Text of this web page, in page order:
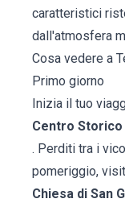
caratteristici
dall'atmosfera
Cosa vedere a
Primo giorno
Inizia il tuo
Centro Storico
. Perditi tra i
pomeriggio,
Chiesa di San